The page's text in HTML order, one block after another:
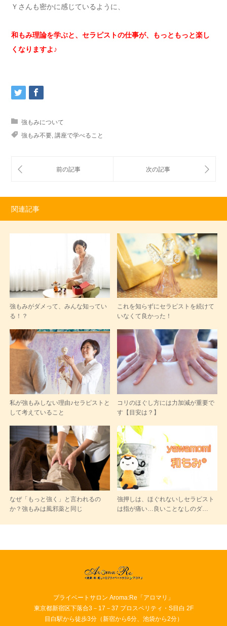
いくのは、手技だけではありません。着衣のまま施術するもみほぐ
し系の手技も色々、素肌にオイル塗りながら行うオイルマッサージ
Ｙさんも密かに感じているように、
和もみ理論を学ぶと、セラピストの仕事が、もっともっと楽し
くなりますよ♪
強もみについて
強もみ不要, 講座で学べること
関連記事
強もみがダメって、みんな知ってい
る！？
これを知らずにセラピストを続けて
いなくて良かった！
私が強もみしない理由♪セラピストと
して考えていること
コリのほぐし方には力加減が重要で
す【目安は？】
なぜ「もっと強く」と言われるの
か？強もみは風邪薬と同じ
強押しは、ほぐれないしセラピスト
は指が痛い…良いことなしのダ…
プライベートサロン Aroma:Re「アロマリ」
東京都新宿区下落合3－17－37 プロスペリティ・S目白 2F
目白駅から徒歩3分（新宿から6分、池袋から2分）